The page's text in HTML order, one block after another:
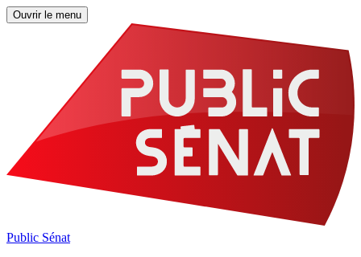
Ouvrir le menu
Public Sénat